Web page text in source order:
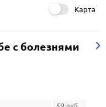
Карта
с болезнями